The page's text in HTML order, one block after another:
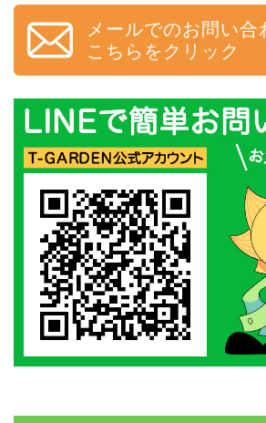
メールでのお問い合
こちらをクリック